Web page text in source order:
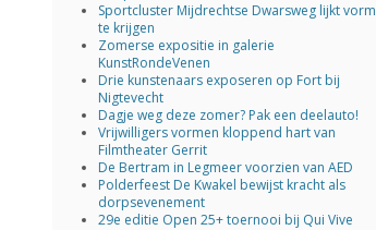
Sportcluster Mijdrechtse Dwarsweg lijkt vorm
te krijgen
Zomerse expositie in galerie
KunstRondeVenen
Drie kunstenaars exposeren op Fort bij
Nigtevecht
Dagje weg deze zomer? Pak een deelauto!
Vrijwilligers vormen kloppend hart van
Filmtheater Gerrit
De Bertram in Legmeer voorzien van AED
Polderfeest De Kwakel bewijst kracht als
dorpsevenement
29e editie Open 25+ toernooi bij Qui Vive